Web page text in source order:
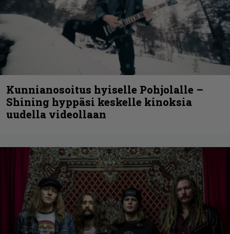
Kunnianosoitus hyiselle Pohjolalle –
Shining hyppäsi keskelle kinoksia
uudella videollaan